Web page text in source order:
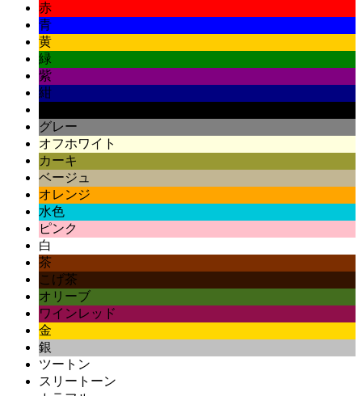
赤
青
黄
緑
紫
紺
グレー
オフホワイト
カーキ
ベージュ
オレンジ
水色
ピンク
白
茶
こげ茶
オリーブ
ワインレッド
金
銀
ツートン
スリートーン